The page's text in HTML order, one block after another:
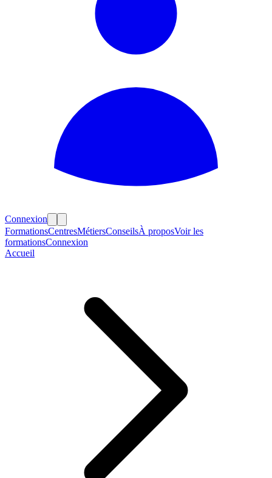
Connexion
FormationsCentresMétiersConseilsÀ proposVoir les
formationsConnexion
Accueil